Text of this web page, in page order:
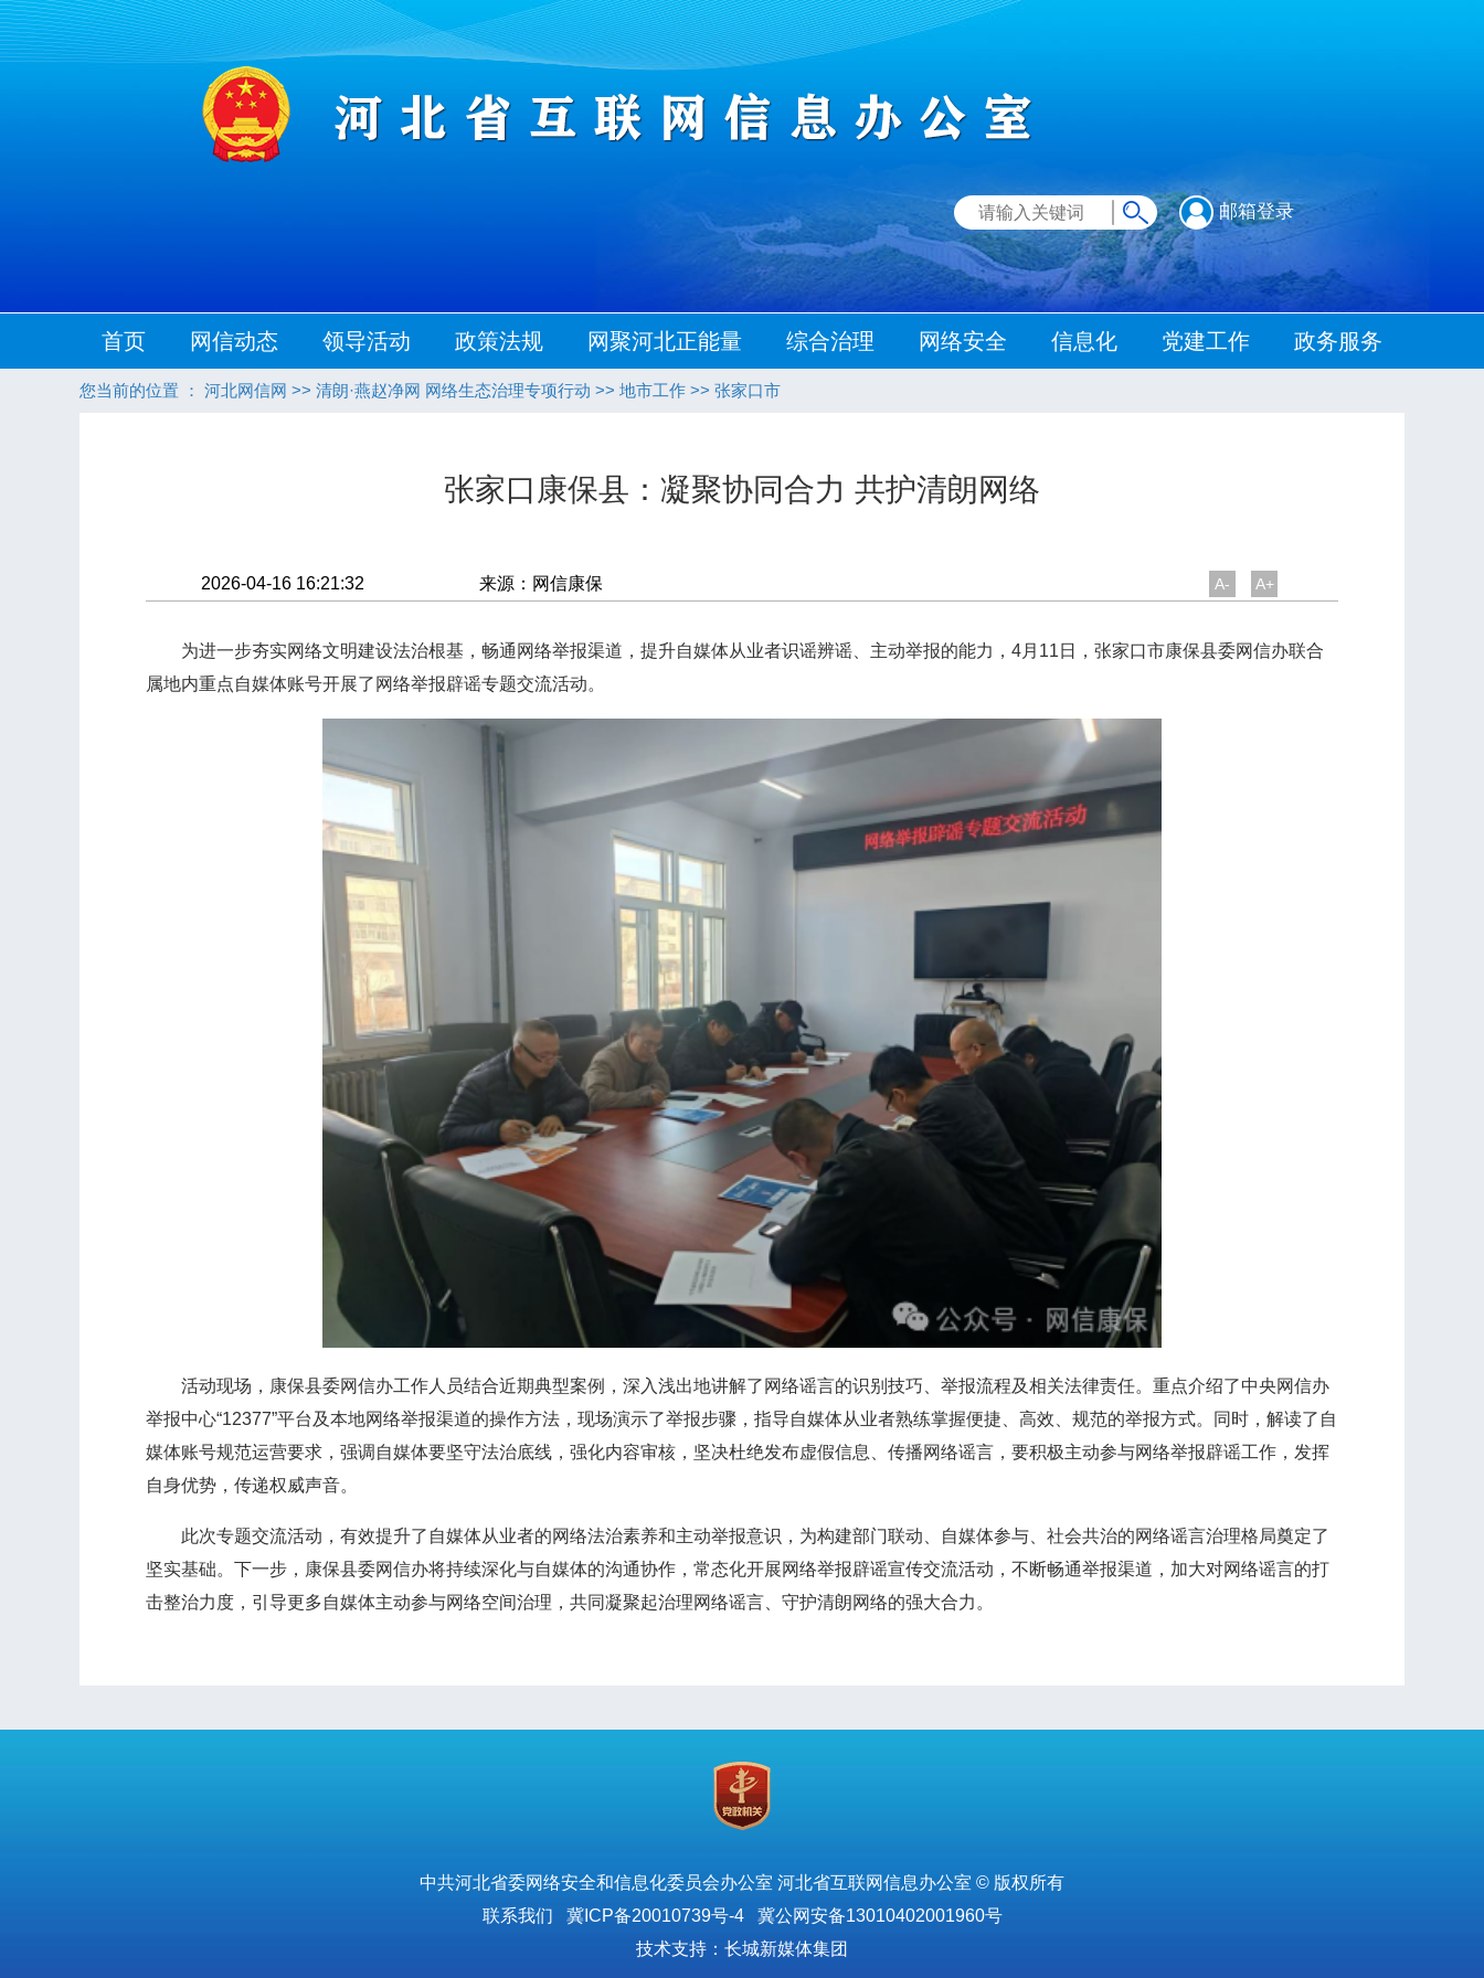
邮箱登录
首页 网信动态 领导活动 政策法规 网聚河北正能量 综合治理 网络安全 信息化 党建工作 政务服务
您当前的位置 ： 河北网信网 >> 清朗·燕赵净网 网络生态治理专项行动 >> 地市工作 >> 张家口市
张家口康保县：凝聚协同合力 共护清朗网络
2026-04-16 16:21:32 来源：网信康保 A- A+
为进一步夯实网络文明建设法治根基，畅通网络举报渠道，提升自媒体从业者识谣辨谣、主动举报的能力，4月11日，张家口市康保县委网信办联合
属地内重点自媒体账号开展了网络举报辟谣专题交流活动。
活动现场，康保县委网信办工作人员结合近期典型案例，深入浅出地讲解了网络谣言的识别技巧、举报流程及相关法律责任。重点介绍了中央网信办
举报中心“12377”平台及本地网络举报渠道的操作方法，现场演示了举报步骤，指导自媒体从业者熟练掌握便捷、高效、规范的举报方式。同时，解读了自
媒体账号规范运营要求，强调自媒体要坚守法治底线，强化内容审核，坚决杜绝发布虚假信息、传播网络谣言，要积极主动参与网络举报辟谣工作，发挥
自身优势，传递权威声音。
此次专题交流活动，有效提升了自媒体从业者的网络法治素养和主动举报意识，为构建部门联动、自媒体参与、社会共治的网络谣言治理格局奠定了
坚实基础。下一步，康保县委网信办将持续深化与自媒体的沟通协作，常态化开展网络举报辟谣宣传交流活动，不断畅通举报渠道，加大对网络谣言的打
击整治力度，引导更多自媒体主动参与网络空间治理，共同凝聚起治理网络谣言、守护清朗网络的强大合力。
中共河北省委网络安全和信息化委员会办公室 河北省互联网信息办公室 © 版权所有
联系我们
冀ICP备20010739号-4冀公网安备13010402001960号
技术支持：长城新媒体集团